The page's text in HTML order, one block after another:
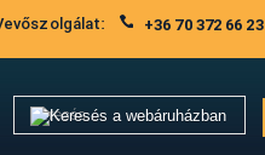
+36 70 372 66 23